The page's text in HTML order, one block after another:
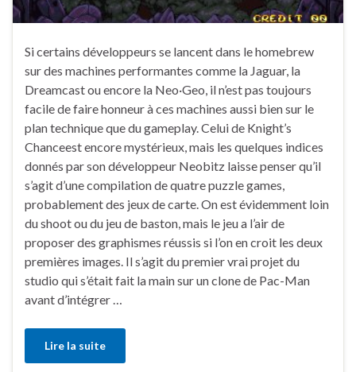
Si certains développeurs se lancent dans le homebrew
sur des machines performantes comme la Jaguar, la
Dreamcast ou encore la Neo·Geo, il n’est pas toujours
facile de faire honneur à ces machines aussi bien sur le
plan technique que du gameplay. Celui de Knight’s
Chanceest encore mystérieux, mais les quelques indices
donnés par son développeur Neobitz laisse penser qu’il
s’agit d’une compilation de quatre puzzle games,
probablement des jeux de carte. On est évidemment loin
du shoot ou du jeu de baston, mais le jeu a l’air de
proposer des graphismes réussis si l’on en croit les deux
premières images. Il s’agit du premier vrai projet du
studio qui s’était fait la main sur un clone de Pac-Man
avant d’intégrer …
Lire la suite